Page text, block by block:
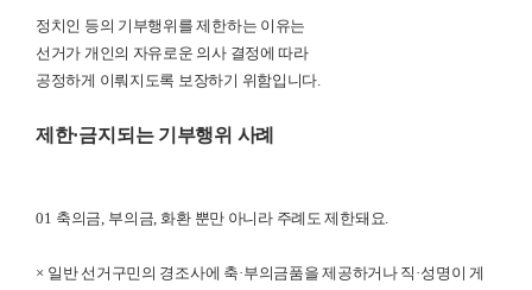
정치인 등의 기부행위를 제한하는 이유는
선거가 개인의 자유로운 의사 결정에 따라
공정하게 이뤄지도록 보장하기 위함입니다.
제한·금지되는 기부행위 사례
01 축의금, 부의금,화환 뿐만 아니라 주례도 제한돼요.
× 일반 선거구민의 경조사에 축·부의금품을 제공하거나 직 ·성명이 게